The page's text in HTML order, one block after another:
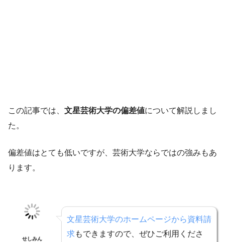
この記事では、 文星芸術大学の偏差値について解説しまし
た。
偏差値はとても低いですが、芸術大学ならではの強みもあ
ります。
せしみん
文星芸術大学のホームページから資料請
求もできますので、ぜひご利用くださ